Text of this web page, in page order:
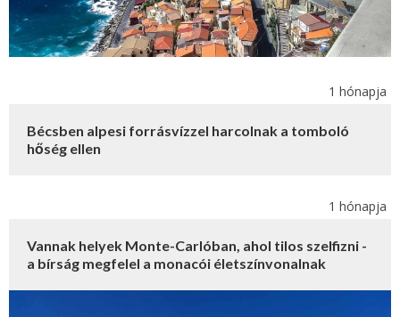
1 hónapja
Bécsben alpesi forrásvízzel harcolnak a tomboló
hőség ellen
1 hónapja
Vannak helyek Monte-Carlóban, ahol tilos szelfizni -
a bírság megfelel a monacói életszínvonalnak